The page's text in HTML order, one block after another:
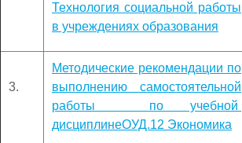
Технология социальной работы
в учреждениях образования
3.
Методические рекомендации по
выполнению самостоятельной
работы по учебной
дисциплинеОУД.12 Экономика